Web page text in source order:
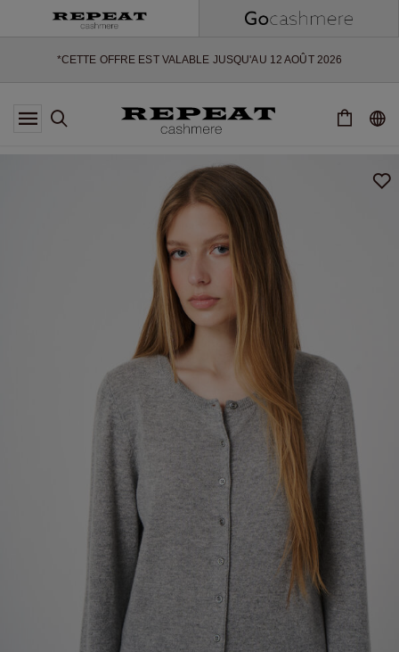
*CETTE OFFRE EST VALABLE JUSQU'AU 12 AOÛT 2026
*NON VALABLE SUR LIMITED EDITION
*EXCEPTIONS PEUVENT S'APPLIQUER
SAISON À VENIR
EXTRA 10% OFF SALE